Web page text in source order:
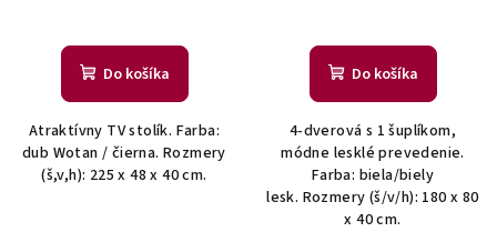
Do košíka
Atraktívny TV stolík. Farba:
dub Wotan / čierna. Rozmery
(š,v,h): 225 x 48 x 40 cm.
Do košíka
4-dverová s 1 šuplíkom,
módne lesklé prevedenie.
Farba: biela/biely
lesk. Rozmery (š/v/h): 180 x 80
x 40 cm.